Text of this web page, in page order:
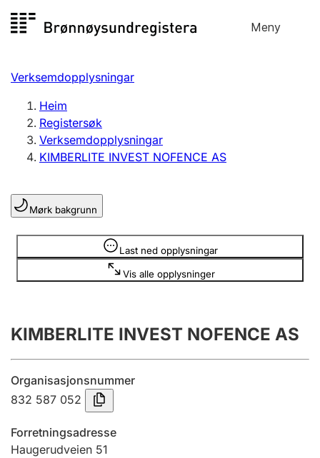
til
Meny
Registersøk
Aksjeselskap
Enkeltpersonføretak
Registrere, endre, slette
Lag og foreining
Registrere, endre, slette
Innsending og forseinkingsgebyr
Verksemdopplysningar
Heim
Registersøk
Verksemdopplysningar
KIMBERLITE INVEST NOFENCE AS
Mørk bakgrunn
Last ned opplysningar
Vis alle opplysninger
Opplysninger er skjult
KIMBERLITE INVEST NOFENCE AS
Organisasjonsnummer
832 587 052
Forretningsadresse
Haugerudveien 51